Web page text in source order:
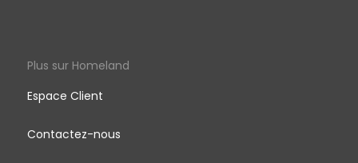
Plus sur Homeland
Espace Client
Contactez-nous